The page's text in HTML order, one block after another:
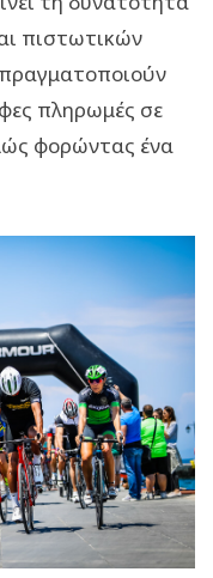
πιστωτικών
πληρωμές σε
φορώντας ένα